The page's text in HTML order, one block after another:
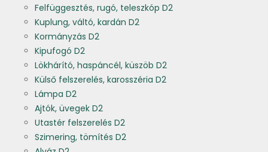
Felfüggesztés, rugó, teleszkóp D2
Kuplung, váltó, kardán D2
Kormányzás D2
Kipufogó D2
Lökhárító, haspáncél, küszöb D2
Külső felszerelés, karosszéria D2
Lámpa D2
Ajtók, üvegek D2
Utastér felszerelés D2
Szimering, tömítés D2